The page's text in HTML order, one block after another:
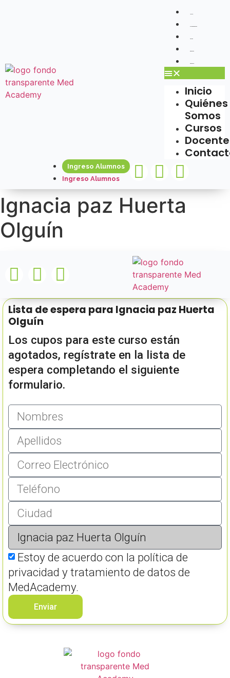
Inicio
Quiénes
Somos
Cursos
Ingreso Alumnos
Ingreso Alumnos
Ignacia paz Huerta
Olguín
Lista de espera para Ignacia paz Huerta
Olguín
Los cupos para este curso están
agotados, regístrate en la lista de
espera completando el siguiente
formulario.
Estoy de acuerdo con la política de
privacidad y tratamiento de datos de
MedAcademy.
Enviar